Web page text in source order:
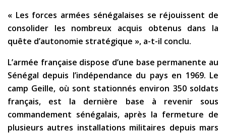
« Les forces armées sénégalaises se réjouissent de
consolider les nombreux acquis obtenus dans la
quête d’autonomie stratégique », a-t-il conclu.
L’armée française dispose d’une base permanente au
Sénégal depuis l’indépendance du pays en 1969. Le
camp Geille, où sont stationnés environ 350 soldats
français, est la dernière base à revenir sous
commandement sénégalais, après la fermeture de
plusieurs autres installations militaires depuis mars